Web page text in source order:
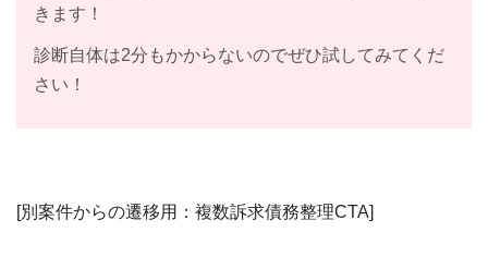
きます！
診断自体は2分もかからないのでぜひ試してみてくだ
さい！
[別案件からの遷移用：複数訴求債務整理CTA]